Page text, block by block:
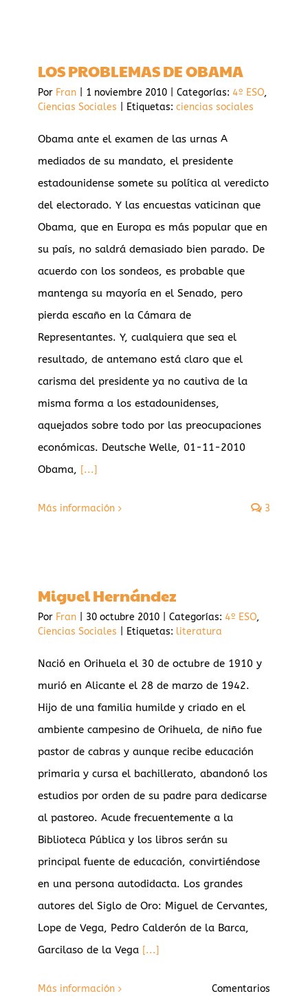
LOS PROBLEMAS DE OBAMA
Por Fran 1 noviembre 2010 Categorías: 4º ESO,
Ciencias Sociales
Etiquetas: ciencias sociales
Obama ante el examen de las urnas A
mediados de su mandato, el presidente
estadounidense somete su política al veredicto
del electorado. Y las encuestas vaticinan que
Obama, que en Europa es más popular que en
su país, no saldrá demasiado bien parado. De
acuerdo con los sondeos, es probable que
mantenga su mayoría en el Senado, pero
pierda escaño en la Cámara de
Representantes. Y, cualquiera que sea el
resultado, de antemano está claro que el
carisma del presidente ya no cautiva de la
misma forma a los estadounidenses,
aquejados sobre todo por las preocupaciones
económicas. Deutsche Welle, 01-11-2010
Obama, [...]
Más información 3
Miguel Hernández
Por Fran 30 octubre 2010 Categorías: 4º ESO,
Ciencias Sociales
Etiquetas: literatura
Nació en Orihuela el 30 de octubre de 1910 y
murió en Alicante el 28 de marzo de 1942.
Hijo de una familia humilde y criado en el
ambiente campesino de Orihuela, de niño fue
pastor de cabras y aunque recibe educación
primaria y cursa el bachillerato, abandonó los
estudios por orden de su padre para dedicarse
al pastoreo. Acude frecuentemente a la
Biblioteca Pública y los libros serán su
principal fuente de educación, convirtiéndose
en una persona autodidacta. Los grandes
autores del Siglo de Oro: Miguel de Cervantes,
Lope de Vega, Pedro Calderón de la Barca,
Garcilaso de la Vega [...]
Más información Comentarios